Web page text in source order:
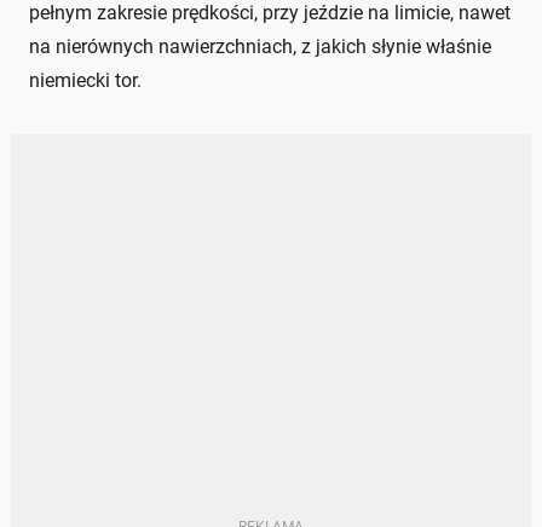
pełnym zakresie prędkości, przy jeździe na limicie, nawet
na nierównych nawierzchniach, z jakich słynie właśnie
niemiecki tor.